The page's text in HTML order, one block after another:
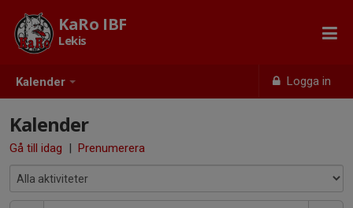
Kalender Logga in
KaRo IBF
Lekis
Kalender
Gå till idag | Prenumerera